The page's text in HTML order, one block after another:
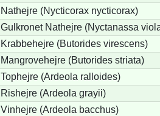
Nathejre (Nycticorax nycticorax)
Gulkronet Nathejre (Nyctanassa
Krabbehejre (Butorides virescens)
Mangrovehejre (Butorides striata)
Tophejre (Ardeola ralloides)
Rishejre (Ardeola grayii)
Vinhejre (Ardeola bacchus)